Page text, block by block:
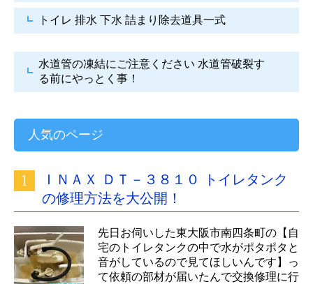
トイレ 排水 下水 詰まり除去道具一式
水道管の凍結にご注意ください 水道管破裂す
る前にやっとく事！
人気のページ
ＩＮＡＸ ＤＴ－３８１０ トイレタンク
の修理方法を大公開！
先日お伺いした東大阪市南四条町の【自
宅のトイレタンクの中で水がポタポタと
音がしているので見てほしいんです】っ
て依頼の部材が届いたんで交換修理に行